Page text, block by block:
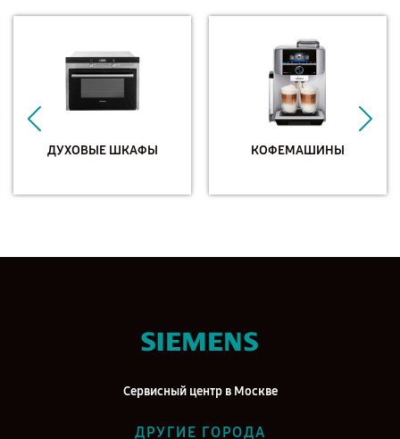
ДУХОВЫЕ ШКАФЫ КОФЕМАШИНЫ
Сервисный центр в Москве
ДРУГИЕ ГОРОДА